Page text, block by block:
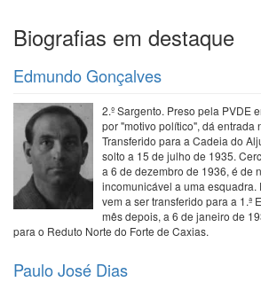
Biografias em destaque
Edmundo Gonçalves
2.º Sargento. Preso pela PVDE
por "motivo político", dá entrada
Transferido para a Cadeia do
solto a 15 de julho de 1935.
a 6 de dezembro de 1936, é de
incomunicável a uma esquadra.
vem a ser transferido para a 1.ª
mês depois, a 6 de janeiro de
para o Reduto Norte do Forte de Caxias.
Paulo José Dias